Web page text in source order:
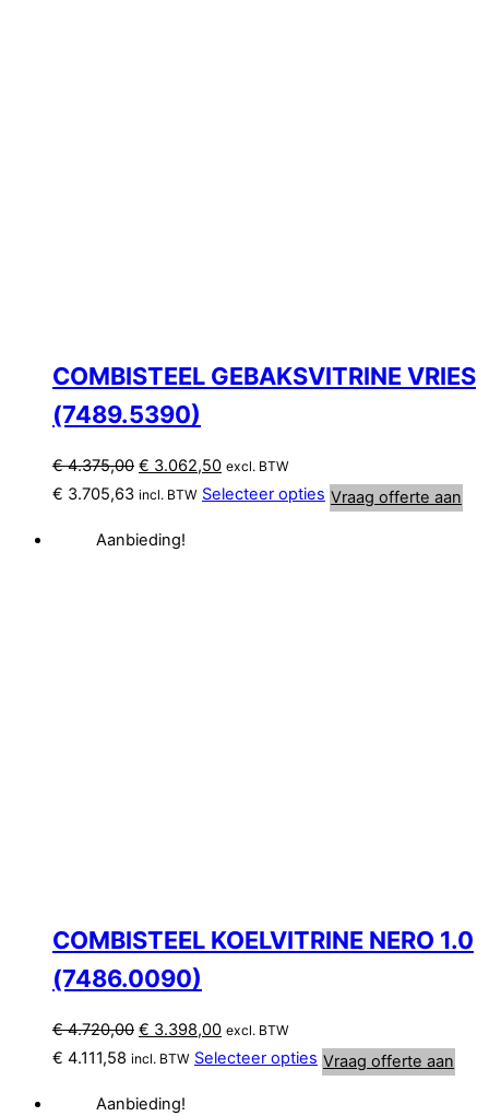
COMBISTEEL GEBAKSVITRINE VRIES
(7489.5390)
€4.375,00 Oorspronkelijke
prijs
€ 4.375,00.
€ 3.062,50Huidige
prijs
excl. BTW
€ 3.705,63 incl. BTW Selecteer opties Vraag offerte aan
Aanbieding!
COMBISTEEL KOELVITRINE NERO 1.0
(7486.0090)
€4.720,00 Oorspronkelijke
prijs
€ 4.720,00.
€ 3.398,00Huidige
prijs
excl. BTW
€ 4.111,58 incl. BTW Selecteer opties Vraag offerte aan
Aanbieding!